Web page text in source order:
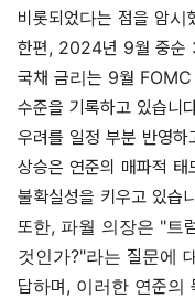
비롯되었다는 점을 암시
한편, 2024년 9월 중순
국채 금리는 9월 FOMC
수준을 기록하고 있습니
우려를 일정 부분 반영
상승은 연준의 매파적
불확실성을 키우고 있습
또한, 파월 의장은 "트
것인가?"라는 질문에
답하며, 이러한 연준의